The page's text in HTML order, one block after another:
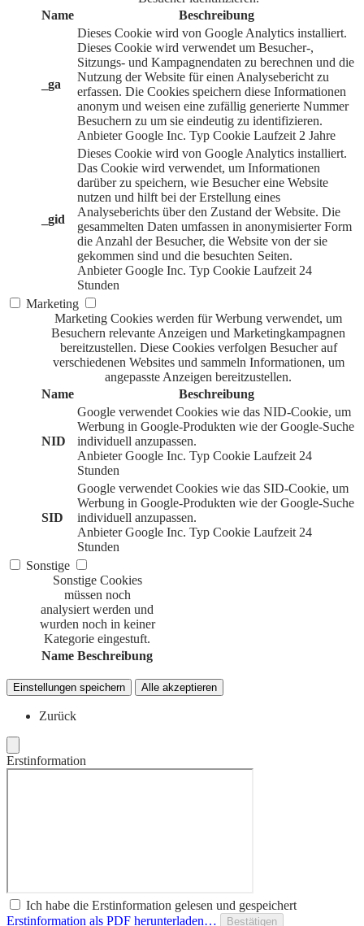
Name
Beschreibung
_ga
Dieses Cookie wird von Google Analytics installiert.
Dieses Cookie wird verwendet um Besucher-,
Sitzungs- und Kampagnendaten zu berechnen und die
Nutzung der Website für einen Analysebericht zu
erfassen. Die Cookies speichern diese Informationen
anonym und weisen eine zufällig generierte Nummer
Besuchern zu um sie eindeutig zu identifizieren.
Anbieter Google Inc. Typ Cookie Laufzeit 2 Jahre
_gid
Dieses Cookie wird von Google Analytics installiert.
Das Cookie wird verwendet, um Informationen
darüber zu speichern, wie Besucher eine Website
nutzen und hilft bei der Erstellung eines
Analyseberichts über den Zustand der Website. Die
gesammelten Daten umfassen in anonymisierter Form
die Anzahl der Besucher, die Website von der sie
gekommen sind und die besuchten Seiten.
Anbieter Google Inc. Typ Cookie Laufzeit 24
Stunden
Marketing
Marketing Cookies werden für Werbung verwendet, um
Besuchern relevante Anzeigen und Marketingkampagnen
bereitzustellen. Diese Cookies verfolgen Besucher auf
verschiedenen Websites und sammeln Informationen, um
angepasste Anzeigen bereitzustellen.
Name
Beschreibung
NID
Google verwendet Cookies wie das NID-Cookie, um
Werbung in Google-Produkten wie der Google-Suche
individuell anzupassen.
Anbieter Google Inc. Typ Cookie Laufzeit 24
Stunden
SID
Google verwendet Cookies wie das SID-Cookie, um
Werbung in Google-Produkten wie der Google-Suche
individuell anzupassen.
Anbieter Google Inc. Typ Cookie Laufzeit 24
Stunden
Sonstige
Sonstige Cookies
müssen noch
analysiert werden und
wurden noch in keiner
Kategorie eingestuft.
Name Beschreibung
Einstellungen speichern Alle akzeptieren
Zurück
Erstinformation
Ich habe die Erstinformation gelesen und gespeichert
Erstinformation als PDF herunterladen…
Bestätigen